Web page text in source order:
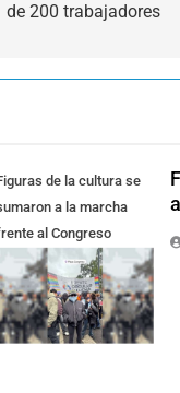
de 200 trabajadores
de la cultura se
a la marcha
al Congreso
contra la Ley de
Privada